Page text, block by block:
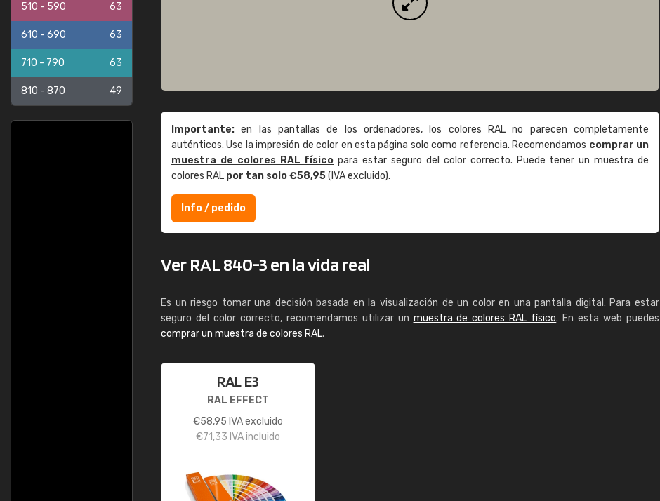
510 - 590 63
610 - 690 63
710 - 790 63
810 - 870 49
Importante: en las pantallas de los ordenadores, los colores RAL no parecen completamente
auténticos. Use la impresión de color en esta página solo como referencia. Recomendamos comprar un
muestra de colores RAL físico para estar seguro del color correcto. Puede tener un muestra de
colores RAL por tan solo €58,95(IVA excluido).
Info / pedido
Ver RAL 840-3 en la vida real
Es un riesgo tomar una decisión basada en la visualización de un color en una pantalla digital. Para estar
seguro del color correcto, recomendamos utilizar un muestra de colores RAL físico. En esta web puedes
comprar un muestra de colores RAL.
RAL E3
RAL EFFECT
€58,95 IVA excluido
€71,33 IVA incluido